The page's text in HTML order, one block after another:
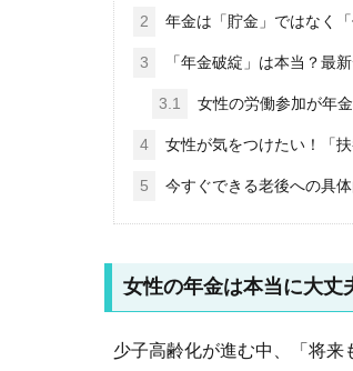
2 年金は「貯金」ではなく「
3 「年金破綻」は本当？最
3.1 女性の労働参加が年
4 女性が気をつけたい！「
5 今すぐできる老後への具
女性の年金は本当に大丈
少子高齢化が進む中、「将来